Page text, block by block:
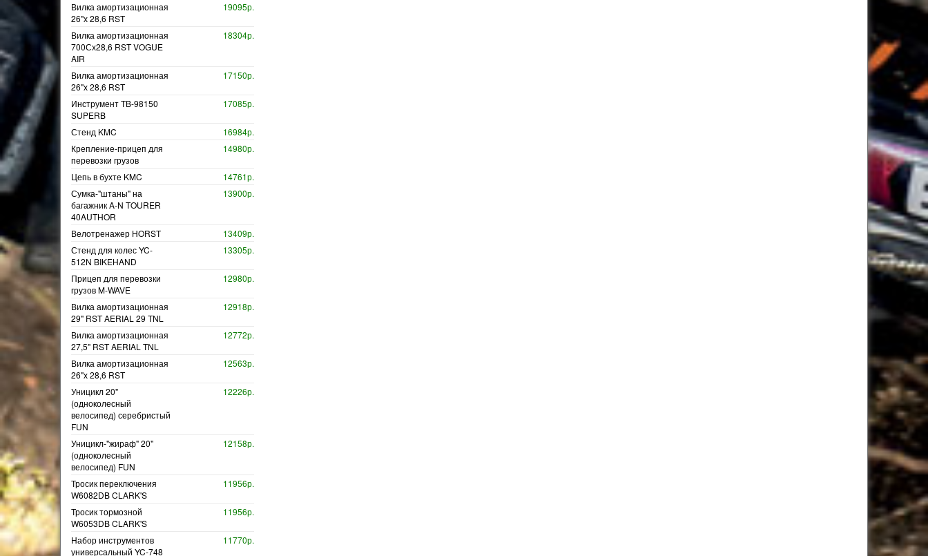
Вилка амортизационная
26"х 28,6 RST
19095р.
Вилка амортизационная
700Сх28,6 RST VOGUE
AIR
18304р.
Вилка амортизационная
26"х 28,6 RST
17150р.
Инструмент TB-98150
SUPERB
17085р.
Стенд KMC
16984р.
Крепление-прицеп для
перевозки грузов
14980р.
Цепь в бухте KMC
14761р.
Сумка-"штаны" на
багажник A-N TOURER
40AUTHOR
13900р.
Велотренажер HORST
13409р.
Стенд для колес YC-
512N BIKEHAND
13305р.
Прицеп для перевозки
грузов M-WAVE
12980р.
Вилка амортизационная
29" RST AERIAL 29 TNL
12918р.
Вилка амортизационная
27,5" RST AERIAL TNL
12772р.
Вилка амортизационная
26"х 28,6 RST
12563р.
Уницикл 20"
(одноколесный
велосипед) серебристый
FUN
12226р.
Уницикл-"жираф" 20"
(одноколесный
велосипед) FUN
12158р.
Тросик переключения
W6082DB CLARK'S
11956р.
Тросик тормозной
W6053DB CLARK'S
11956р.
Набор инструментов
универсальный YC-748
11770р.